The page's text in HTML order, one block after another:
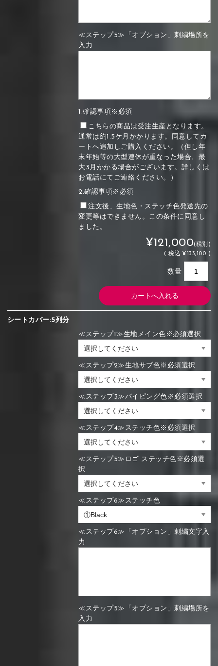
≪ステップ5≫「オプション」刺繍場所を
入力
1.確認事項※必須
こちらの商品は受注生産となります。
通常は約1.5ケ月かかります。同意してカ
ートへ追加しご購入ください。（但し年
末年始等の大型連休が重なった場合、最
大3月かかる場合がございます。詳しくは
お電話にてご連絡ください。）
2.確認事項※必須
注文後、生地色・ステッチ色発送先の
変更等はできません。この条件に同意し
ました。
¥121,000(税別)
(税込 ¥133,100 )
数量
シートカバー:5列分
≪ステップ1≫生地メイン色※必須選択
≪ステップ2≫生地サブ色※必須選択
≪ステップ3≫パイピング色※必須選択
≪ステップ4≫ステッチ色※必須選択
≪ステップ5≫ロゴ ステッチ色※必須選
択
≪ステップ6≫ステッチ色
≪ステップ6≫「オプション」刺繍文字入
力
≪ステップ5≫「オプション」刺繍場所を
入力